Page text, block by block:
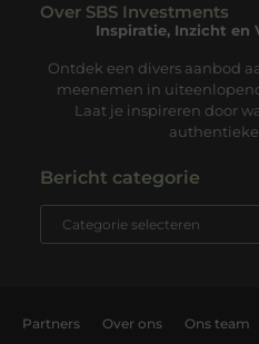
Over SBS Investments
Inspiratie, Inzicht en
Ontdek een divers aanbod
meenemen in
Laat je inspireren door
authentieke
Bericht categorie
Partners Over ons Ons team